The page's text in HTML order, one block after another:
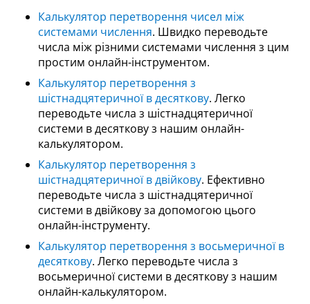
Калькулятор перетворення чисел між
системами числення. Швидко переводьте
числа між різними системами числення з цим
простим онлайн-інструментом.
Калькулятор перетворення з
шістнадцятеричної в десяткову. Легко
переводьте числа з шістнадцятеричної
системи в десяткову з нашим онлайн-
калькулятором.
Калькулятор перетворення з
шістнадцятеричної в двійкову. Ефективно
переводьте числа з шістнадцятеричної
системи в двійкову за допомогою цього
онлайн-інструменту.
Калькулятор перетворення з восьмеричної в
десяткову. Легко переводьте числа з
восьмеричної системи в десяткову з нашим
онлайн-калькулятором.